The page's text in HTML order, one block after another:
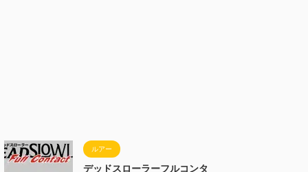
ルアー
デッドスローラーフルコンタ